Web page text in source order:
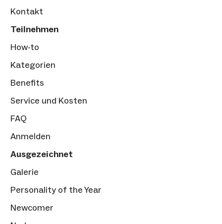
Kontakt
Teilnehmen
How-to
Kategorien
Benefits
Service und Kosten
FAQ
Anmelden
Ausgezeichnet
Galerie
Personality of the Year
Newcomer